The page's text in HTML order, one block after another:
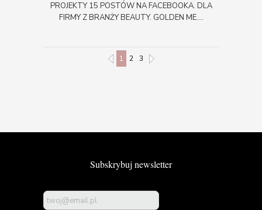
PROJEKTY 15 POSTÓW NA FACEBOOKA. DLA
FIRMY Z BRANŻY BEAUTY. GOLDEN ME....
1 2 3
Subskrybuj newsletter